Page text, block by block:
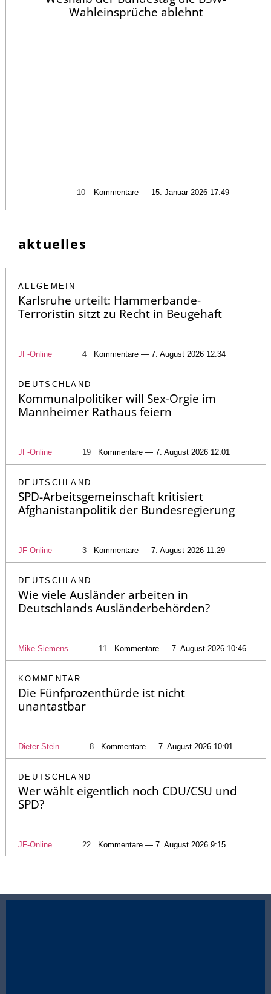
Wahleinsprüche ablehnt
10 Kommentare — 15. Januar 2026 17:49
aktuelles
ALLGEMEIN
Karlsruhe urteilt: Hammerbande-
Terroristin sitzt zu Recht in Beugehaft
JF-Online 4 Kommentare — 7. August 2026 12:34
DEUTSCHLAND
Kommunalpolitiker will Sex-Orgie im
Mannheimer Rathaus feiern
JF-Online 19 Kommentare — 7. August 2026 12:01
DEUTSCHLAND
SPD-Arbeitsgemeinschaft kritisiert
Afghanistanpolitik der Bundesregierung
JF-Online 3 Kommentare — 7. August 2026 11:29
DEUTSCHLAND
Wie viele Ausländer arbeiten in
Deutschlands Ausländerbehörden?
Mike Siemens 11 Kommentare — 7. August 2026 10:46
KOMMENTAR
Die Fünfprozenthürde ist nicht
unantastbar
Dieter Stein 8 Kommentare — 7. August 2026 10:01
DEUTSCHLAND
Wer wählt eigentlich noch CDU/CSU und
SPD?
JF-Online 22 Kommentare — 7. August 2026 9:15